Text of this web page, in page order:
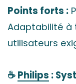
Points forts :
Adaptabilité à
utilisateurs
☕ Philips :